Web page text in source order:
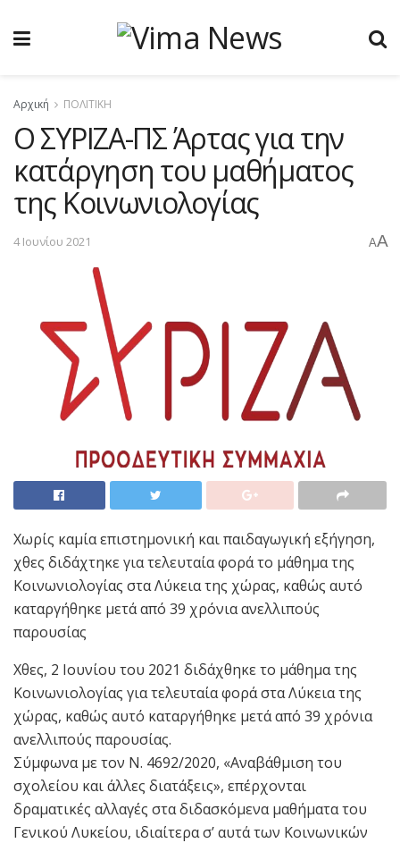
Αρχική ΠΟΛΙΤΙΚΗ
Ο ΣΥΡΙΖΑ-ΠΣ Άρτας για την
κατάργηση του μαθήματος
της Κοινωνιολογίας
4 Ιουνίου 2021 AA
Χωρίς καμία επιστημονική και παιδαγωγική εξήγηση,
χθες διδάχτηκε για τελευταία φορά το μάθημα της
Κοινωνιολογίας στα Λύκεια της χώρας, καθώς αυτό
καταργήθηκε μετά από 39 χρόνια ανελλιπούς
παρουσίας
Χθες, 2 Ιουνίου του 2021 διδάχθηκε το μάθημα της
Κοινωνιολογίας για τελευταία φορά στα Λύκεια της
χώρας, καθώς αυτό καταργήθηκε μετά από 39 χρόνια
ανελλιπούς παρουσίας.
Σύμφωνα με τον Ν. 4692/2020, «Αναβάθμιση του
σχολείου και άλλες διατάξεις», επέρχονται
δραματικές αλλαγές στα διδασκόμενα μαθήματα του
Γενικού Λυκείου, ιδιαίτερα σ’ αυτά των Κοινωνικών